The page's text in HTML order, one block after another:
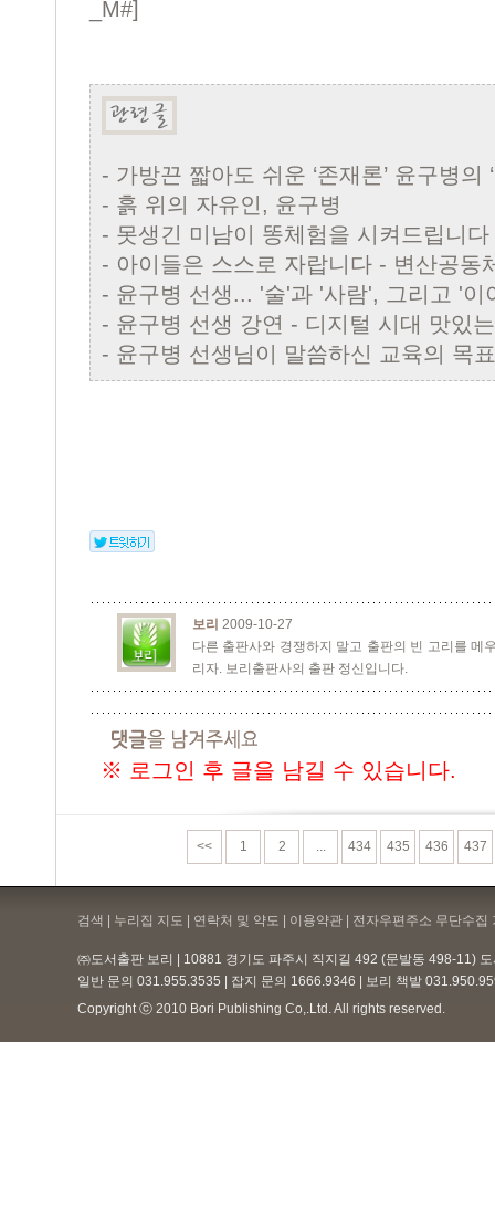
_M#]
- 가방끈 짧아도 쉬운 ‘존재론’ 윤구병의 ‘
- 흙 위의 자유인, 윤구병
- 못생긴 미남이 똥체험을 시켜드립니다
- 아이들은 스스로 자랍니다 - 변산공동
- 윤구병 선생... '술'과 '사람', 그리고 '이
- 윤구병 선생 강연 - 디지털 시대 맛있
- 윤구병 선생님이 말씀하신 교육의 목표
보리 2009-10-27
다른 출판사와 경쟁하지 말고 출판의 빈 고리를 메
리자. 보리출판사의 출판 정신입니다.
※ 로그인 후 글을 남길 수 있습니다.
<< 1 2 ... 434 435 436 437
검색 | 누리집 지도 | 연락처 및 약도 | 이용약관 | 전자우편주소 무단수집
㈜도서출판 보리 | 10881 경기도 파주시 직지길 492 (문발동 498-11)
일반 문의 031.955.3535 | 잡지 문의 1666.9346 | 보리 책밭
Copyright ⓒ 2010 Bori Publishing Co,.Ltd. All rights reserved.